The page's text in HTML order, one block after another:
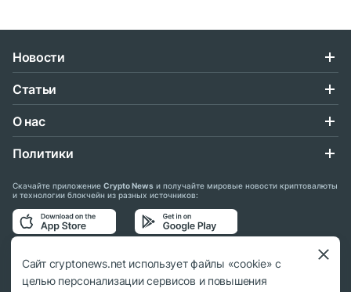
Новости
Статьи
О нас
Политики
Скачайте приложение Crypto News и получайте мировые новости криптовалюты
и технологии блокчейн из разных источников:
Подписывайтесь на нас в социальных сетях:
Сайт cryptonews.net использует файлы «cookie» с
целью персонализации сервисов и повышения